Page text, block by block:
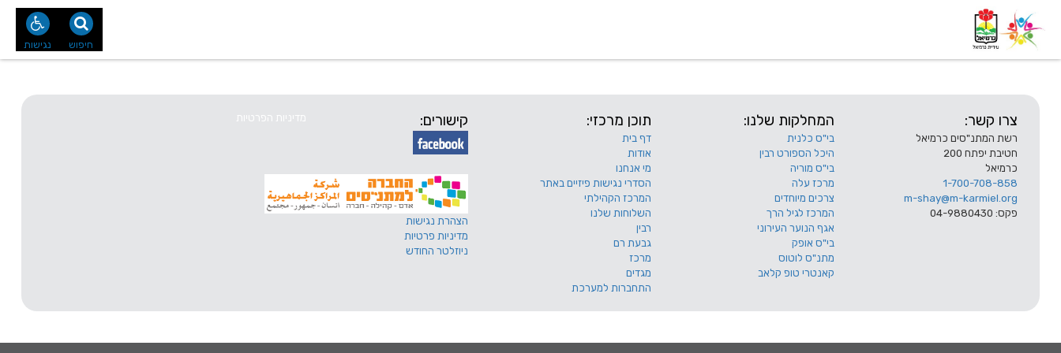
נגישות חיפוש
צרו קשר:
רשת המתנ"סים כרמיאל
חטיבת יפתח 200
כרמיאל
1-700-708-858
m-shay@m-karmiel.org
פקס: 04-9880430
המחלקות שלנו:
בי"ס כלנית
היכל הספורט רבין
בי"ס מוריה
מרכז עלה
צרכים מיוחדים
המרכז לגיל הרך
אגף הנוער העירוני
בי"ס אופק
מתנ"ס לוטוס
קאנטרי טופ קלאב
תוכן מרכזי:
דף בית
אודות
מי אנחנו
הסדרי נגישות פיזיים באתר
המרכז הקהילתי
השלוחות שלנו
רבין
גבעת רם
מרכז
מגדים
התחברות למערכת
קישורים:
הצהרת נגישות
מדיניות פרטיות
ניוזלטר החודש
מדיניות הפרטיות